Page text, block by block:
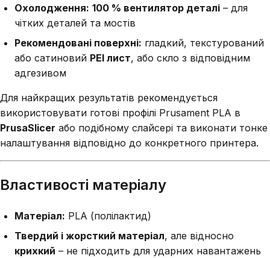
Охолодження: 100 % вентилятор деталі – для
чітких деталей та мостів
Рекомендовані поверхні: гладкий, текстурований
або сатиновий PEI лист, або скло з відповідним
адгезивом
Для найкращих результатів рекомендується
використовувати готові профілі Prusament PLA в
PrusaSlicer або подібному слайсері та виконати тонке
налаштування відповідно до конкретного принтера.
Властивості матеріалу
Матеріал: PLA (полілактид)
Твердий і жорсткий матеріал, але відносно
крихкий – не підходить для ударних навантажень